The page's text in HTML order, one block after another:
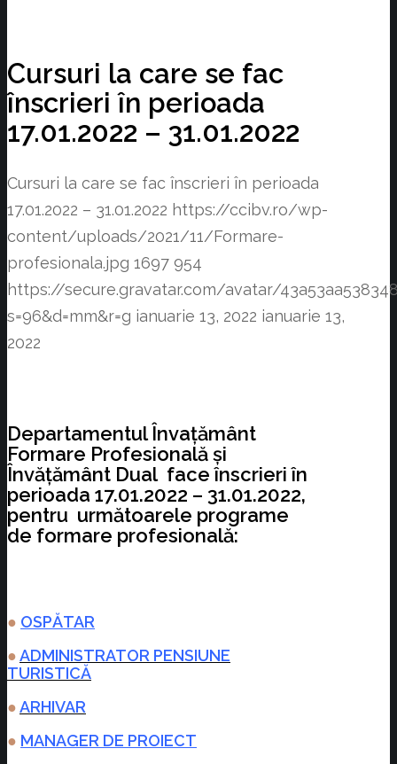
Cursuri la care se fac
înscrieri în perioada
17.01.2022 – 31.01.2022
Cursuri la care se fac înscrieri în perioada
17.01.2022 – 31.01.2022 https://ccibv.ro/wp-
content/uploads/2021/11/Formare-
profesionala.jpg 1697 954
https://secure.gravatar.com/avatar/
s=96&d=mm&r=g ianuarie 13, 2022 ianuarie 13,
2022
Departamentul Învațământ
Formare Profesională și
Învățământ Dual face înscrieri în
perioada 17.01.2022 – 31.01.2022,
pentru următoarele programe
de formare profesională:
● OSPĂTAR
●ADMINISTRATOR PENSIUNE
TURISTICĂ
●ARHIVAR
● MANAGER DE PROIECT